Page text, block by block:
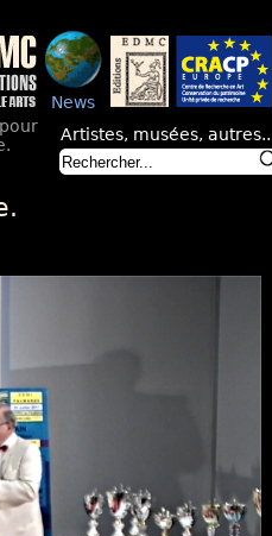
News
Artistes, musées,